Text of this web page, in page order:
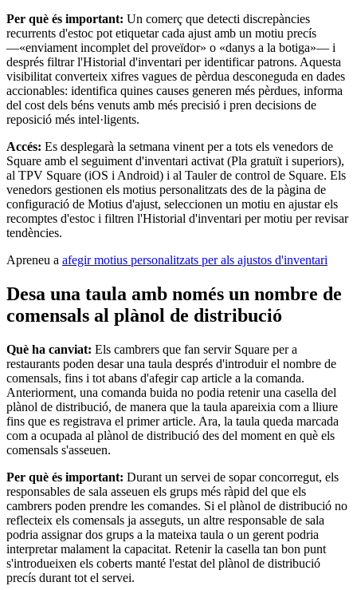
Vista general
Tipos
Centres d'estètica
Centres de manicura i pedicura
Perruqueries
Centres de benestar
Barberies
Estudis de tatuatges i pírcings
Descobrir
Vista general
Tipos
Llar i reparació
Festivals i esdeveniments
Centres de salut i clíniques
Professionals de la salut i el fitnes
Descobrir
Solucions de pagament
Software de TPV
Software de TPV per a hostaleria
Software de TPV per a comerços
Per què és important: Un comerç que detecti discrepàncies
recurrents d'estoc pot etiquetar cada ajust amb un motiu precís
—«enviament incomplet del proveïdor» o «danys a la botiga»— i
després filtrar l'Historial d'inventari per identificar patrons. Aquesta
visibilitat converteix xifres vagues de pèrdua desconeguda en dades
accionables: identifica quines causes generen més pèrdues, informa
del cost dels béns venuts amb més precisió i pren decisions de
reposició més intel·ligents.
Accés: Es desplegarà la setmana vinent per a tots els venedors de
Square amb el seguiment d'inventari activat (Pla gratuït i superiors),
al TPV Square (iOS i Android) i al Tauler de control de Square. Els
venedors gestionen els motius personalitzats des de la pàgina de
configuració de Motius d'ajust, seleccionen un motiu en ajustar els
recomptes d'estoc i filtren l'Historial d'inventari per motiu per revisar
tendències.
Apreneu a afegir motius personalitzats per als ajustos d'inventari
Desa una taula amb només un nombre de
comensals al plànol de distribució
Què ha canviat: Els cambrers que fan servir Square per a
restaurants poden desar una taula després d'introduir el nombre de
comensals, fins i tot abans d'afegir cap article a la comanda.
Anteriorment, una comanda buida no podia retenir una casella del
plànol de distribució, de manera que la taula apareixia com a lliure
fins que es registrava el primer article. Ara, la taula queda marcada
com a ocupada al plànol de distribució des del moment en què els
comensals s'asseuen.
Per què és important: Durant un servei de sopar concorregut, els
responsables de sala asseuen els grups més ràpid del que els
cambrers poden prendre les comandes. Si el plànol de distribució no
reflecteix els comensals ja asseguts, un altre responsable de sala
podria assignar dos grups a la mateixa taula o un gerent podria
interpretar malament la capacitat. Retenir la casella tan bon punt
s'introdueixen els coberts manté l'estat del plànol de distribució
precís durant tot el servei.